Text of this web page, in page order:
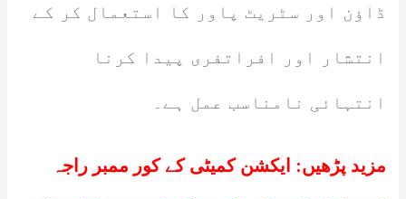
ڈاؤن اور سٹریٹ پاور کا استعمال کر کے
انتشار اور افراتفری پیدا کرنا
انتہائی نامناسب عمل ہے۔
مزید پڑھیں: ایکشن کمیٹی کے کور ممبر راجہ